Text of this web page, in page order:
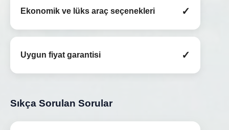
Ekonomik ve lüks araç seçenekleri ✓
Uygun fiyat garantisi ✓
Sıkça Sorulan Sorular